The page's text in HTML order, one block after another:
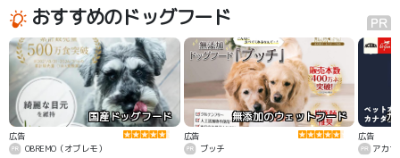
おすすめのドッグフード
国産ドッグフード
広告
OBREMO（オブレモ）
無添加のウェットフード
広告
ブッチ
カ
広告
アカ